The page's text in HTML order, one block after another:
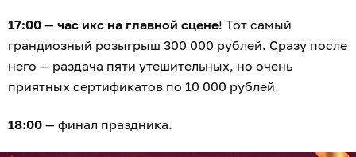
17:00 — час икс на главной сцене! Тот самый
грандиозный розыгрыш 300 000 рублей. Сразу после
него — раздача пяти утешительных, но очень
приятных сертификатов по 10 000 рублей.
18:00 — финал праздника.